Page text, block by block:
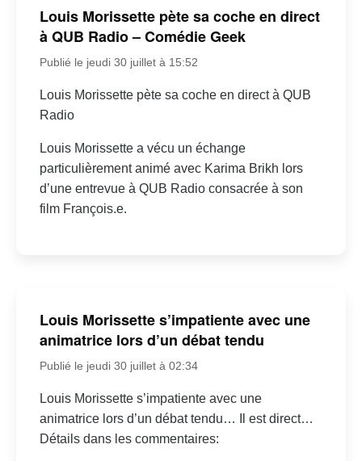
Louis Morissette pète sa coche en direct
à QUB Radio – Comédie Geek
Publié le jeudi 30 juillet à 15:52
Louis Morissette pète sa coche en direct à QUB
Radio
Louis Morissette a vécu un échange
particulièrement animé avec Karima Brikh lors
d’une entrevue à QUB Radio consacrée à son
film François.e.
Louis Morissette s’impatiente avec une
animatrice lors d’un débat tendu
Publié le jeudi 30 juillet à 02:34
Louis Morissette s’impatiente avec une
animatrice lors d’un débat tendu… Il est direct…
Détails dans les commentaires: